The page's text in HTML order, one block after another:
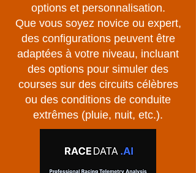
options et personnalisation.
Que vous soyez novice ou expert,
des configurations peuvent être
adaptées à votre niveau, incluant
des options pour simuler des
courses sur des circuits célèbres
ou des conditions de conduite
extrêmes (pluie, nuit, etc.).